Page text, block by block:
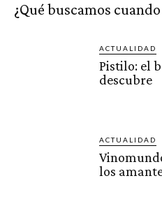
¿Qué buscamos
ACTUALIDAD
Pistilo: el
descubre
ACTUALIDAD
los